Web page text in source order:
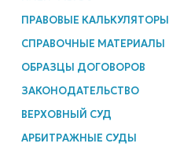
ПРАВОВЫЕ КАЛЬКУЛЯТОРЫ
СПРАВОЧНЫЕ МАТЕРИАЛЫ
ОБРАЗЦЫ ДОГОВОРОВ
ЗАКОНОДАТЕЛЬСТВО
ВЕРХОВНЫЙ СУД
АРБИТРАЖНЫЕ СУДЫ